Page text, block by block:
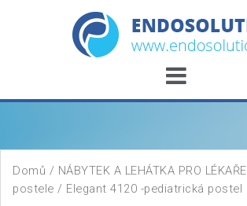
Domů / NÁBYTEK A LEHÁTKA PRO LÉKAŘE
postele / Elegant 4120 -pediatrická postel